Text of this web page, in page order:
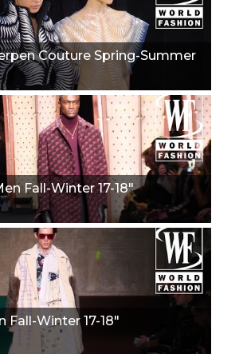
Couture Spring-Summer
Fall-Winter 17-18"
Fall-Winter 17-18"